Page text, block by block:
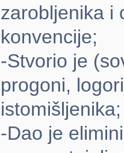
zarobljenika i
konvencije;
-Stvorio je
progoni,
istomišljenika;
-Dao je